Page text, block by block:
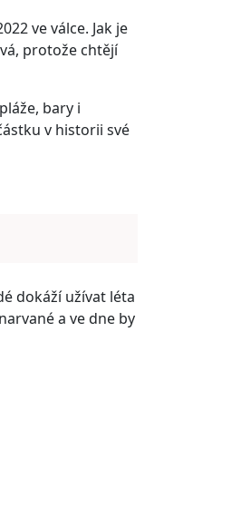
ve válce. Jak je
protože chtějí
bary i
v historii své
dokáží užívat léta
a ve dne by